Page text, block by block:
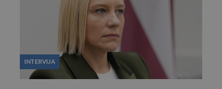
INTERVIJA